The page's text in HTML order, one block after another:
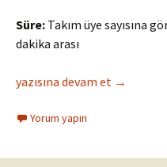
Süre: Takım üye sayısına
dakika arası
Sıcak Hava Balonu
yazısına devam et →
Yorum yapın